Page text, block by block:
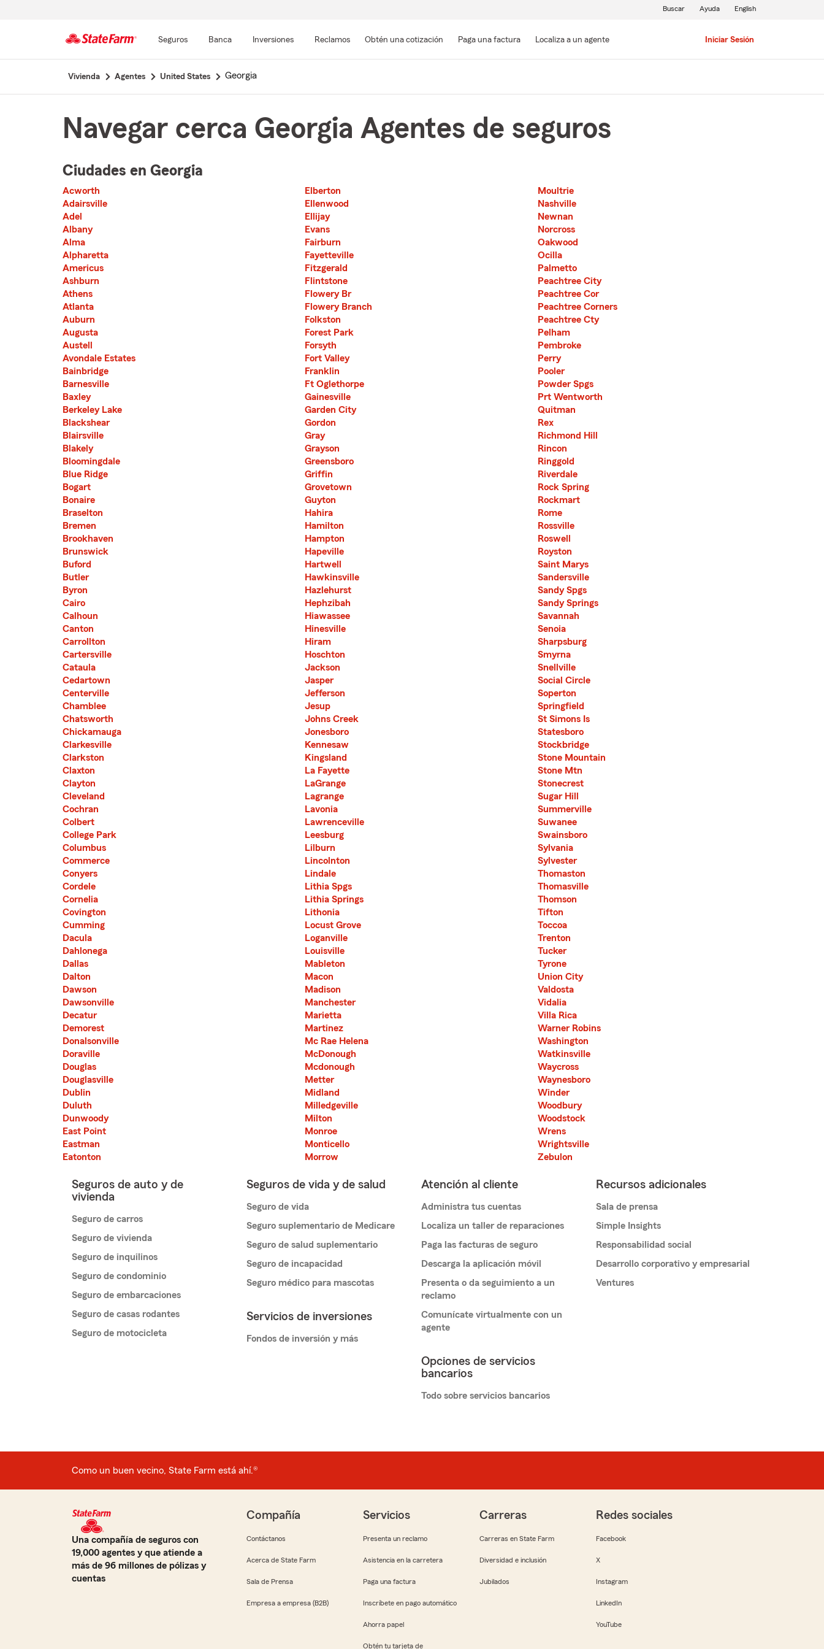
contenido
Seguros Banca Inversiones Reclamos Obtén una cotización Paga una factura Localiza a un agente Iniciar Sesión
Buscar Ayuda English
Vivienda Agentes United States Georgia
Navegar cerca Georgia Agentes de seguros
Ciudades en Georgia
Acworth
Adairsville
Adel
Albany
Alma
Alpharetta
Americus
Ashburn
Athens
Atlanta
Auburn
Augusta
Austell
Avondale Estates
Bainbridge
Barnesville
Baxley
Berkeley Lake
Blackshear
Blairsville
Blakely
Bloomingdale
Blue Ridge
Bogart
Bonaire
Braselton
Bremen
Brookhaven
Brunswick
Buford
Butler
Byron
Cairo
Calhoun
Canton
Carrollton
Cartersville
Cataula
Cedartown
Centerville
Chamblee
Chatsworth
Chickamauga
Clarkesville
Clarkston
Claxton
Clayton
Cleveland
Cochran
Colbert
College Park
Columbus
Commerce
Conyers
Cordele
Cornelia
Covington
Cumming
Dacula
Dahlonega
Dallas
Dalton
Dawson
Dawsonville
Decatur
Demorest
Donalsonville
Doraville
Douglas
Douglasville
Dublin
Duluth
Dunwoody
East Point
Eastman
Eatonton
Elberton
Ellenwood
Ellijay
Evans
Fairburn
Fayetteville
Fitzgerald
Flintstone
Flowery Br
Flowery Branch
Folkston
Forest Park
Forsyth
Fort Valley
Franklin
Ft Oglethorpe
Gainesville
Garden City
Gordon
Gray
Grayson
Greensboro
Griffin
Grovetown
Guyton
Hahira
Hamilton
Hampton
Hapeville
Hartwell
Hawkinsville
Hazlehurst
Hephzibah
Hiawassee
Hinesville
Hiram
Hoschton
Jackson
Jasper
Jefferson
Jesup
Johns Creek
Jonesboro
Kennesaw
Kingsland
La Fayette
LaGrange
Lagrange
Lavonia
Lawrenceville
Leesburg
Lilburn
Lincolnton
Lindale
Lithia Spgs
Lithia Springs
Lithonia
Locust Grove
Loganville
Louisville
Mableton
Macon
Madison
Manchester
Marietta
Martinez
Mc Rae Helena
McDonough
Mcdonough
Metter
Midland
Milledgeville
Milton
Monroe
Monticello
Morrow
Moultrie
Nashville
Newnan
Norcross
Oakwood
Ocilla
Palmetto
Peachtree City
Peachtree Cor
Peachtree Corners
Peachtree Cty
Pelham
Pembroke
Perry
Pooler
Powder Spgs
Prt Wentworth
Quitman
Rex
Richmond Hill
Rincon
Ringgold
Riverdale
Rock Spring
Rockmart
Rome
Rossville
Roswell
Royston
Saint Marys
Sandersville
Sandy Spgs
Sandy Springs
Savannah
Senoia
Sharpsburg
Smyrna
Snellville
Social Circle
Soperton
Springfield
St Simons Is
Statesboro
Stockbridge
Stone Mountain
Stone Mtn
Stonecrest
Sugar Hill
Summerville
Suwanee
Swainsboro
Sylvania
Sylvester
Thomaston
Thomasville
Thomson
Tifton
Toccoa
Trenton
Tucker
Tyrone
Union City
Valdosta
Vidalia
Villa Rica
Warner Robins
Washington
Watkinsville
Waycross
Waynesboro
Winder
Woodbury
Woodstock
Wrens
Wrightsville
Zebulon
Seguros de auto y de
vivienda
Seguro de carros
Seguro de vivienda
Seguro de inquilinos
Seguro de condominio
Seguro de embarcaciones
Seguro de casas rodantes
Seguro de motocicleta
Seguros de vida y de salud
Seguro de vida
Seguro suplementario de Medicare
Seguro de salud suplementario
Seguro de incapacidad
Seguro médico para mascotas
Servicios de inversiones
Fondos de inversión y más
Atención al cliente
Administra tus cuentas
Localiza un taller de reparaciones
Paga las facturas de seguro
Descarga la aplicación móvil
Presenta o da seguimiento a un
reclamo
Comunícate virtualmente con un
agente
Opciones de servicios
bancarios
Todo sobre servicios bancarios
Recursos adicionales
Sala de prensa
Simple Insights
Responsabilidad social
Desarrollo corporativo y empresarial
Ventures
Como un buen vecino, State Farm está ahí.®
Una compañía de seguros con
19,000 agentes y que atiende a
más de 96 millones de pólizas y
cuentas
Compañía
Contáctanos
Acerca de State Farm
Sala de Prensa
Empresa a empresa (B2B)
Servicios
Presenta un reclamo
Asistencia en la carretera
Paga una factura
Inscríbete en pago automático
Ahorra papel
Obtén tu tarjeta de
Carreras
Carreras en State Farm
Diversidad e inclusión
Jubilados
Redes sociales
Facebook
X
Instagram
LinkedIn
YouTube